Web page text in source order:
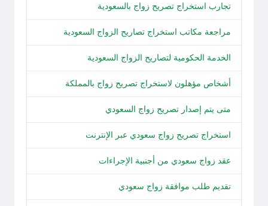
تجارب استخراج تصريح زواج بالسعودية
مراجعة مكاتب استخراج تصاريح الزواج السعودية
الخدمة الحكومية لتصاريح الزواج السعودية
أشخاص مؤهلون لاستخراج تصريح زواج بالمملكة
متى يتم إصدار تصريح زواج السعودي
استخراج تصريح زواج سعودي عبر الإنترنت
عقد زواج سعودي من أجنبية الإجراءات
تقديم طلب موافقة زواج سعودي